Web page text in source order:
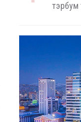
тэрбум
Аялал
ШТС-
“Нүүрс